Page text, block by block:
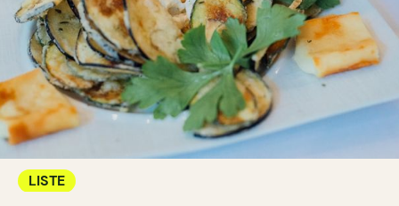
LISTE